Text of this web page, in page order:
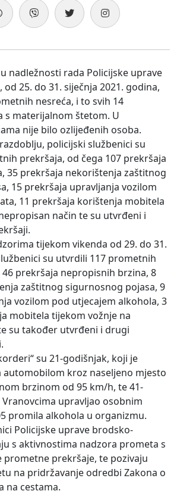
nadležnosti rada Policijske uprave
25. do 31. siječnja 2021. godina,
nesreća, i to svih 14
s materijalnom štetom. U
nije bilo ozlijeđenih osoba.
policijski službenici su
prekršaja, od čega 107 prekršaja
35 prekršaja nekorištenja zaštitnog
15 prekršaja upravljanja vozilom
11 prekršaja korištenja mobitela
način te su utvrđeni i
tijekom vikenda od 29. do 31.
su utvrdili 117 prometnih
prekršaja nepropisnih brzina, 8
zaštitnog sigurnosnog pojasa, 9
vozilom pod utjecajem alkohola, 3
mobitela tijekom vožnje na
su također utvrđeni i drugi
su 21-godišnjak, koji je
kroz naseljeno mjesto
brzinom od 95 km/h, te 41-
upravljao osobnim
promila alkohola u organizmu.
Policijske uprave brodsko-
s aktivnostima nadzora prometa s
prometne prekršaje, te pozivaju
na pridržavanje odredbi Zakona o
na cestama.